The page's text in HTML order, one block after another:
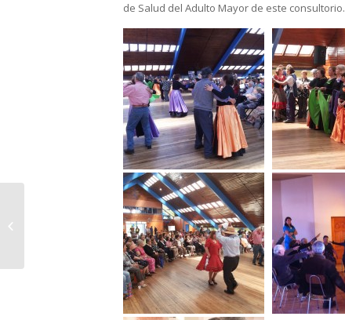
de Salud del Adulto Mayor de este consultorio.